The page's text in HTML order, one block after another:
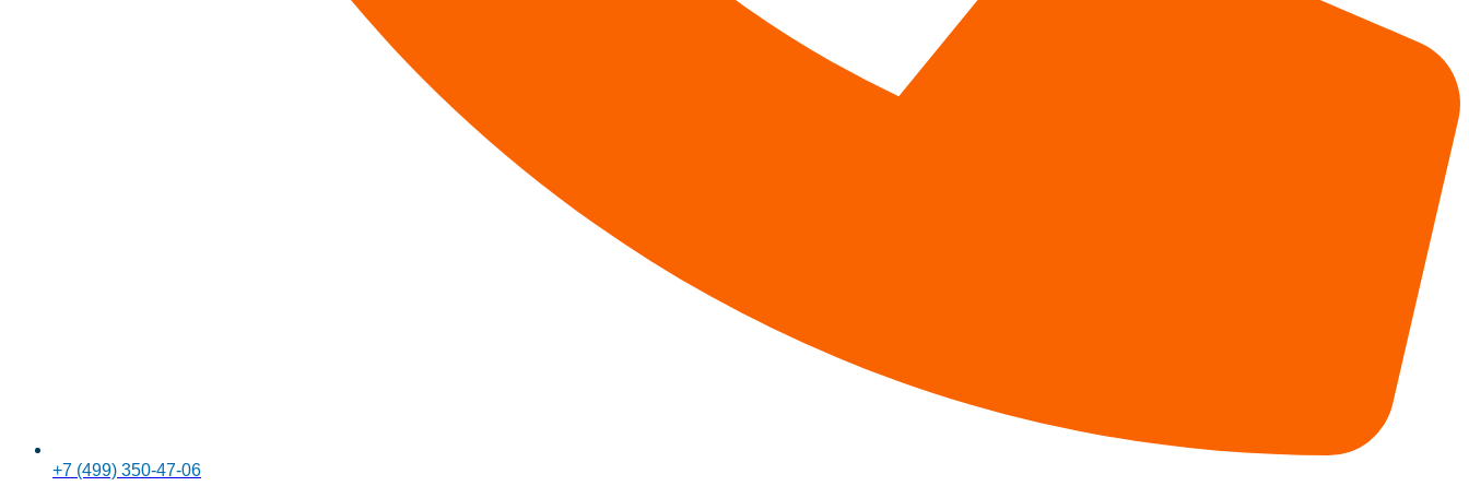
+7 (499) 350-47-06